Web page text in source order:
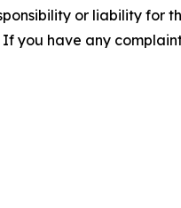
or liability for
you have any